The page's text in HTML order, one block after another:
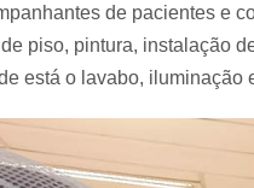
de pacientes e
piso, pintura, instalação
está o lavabo, iluminação